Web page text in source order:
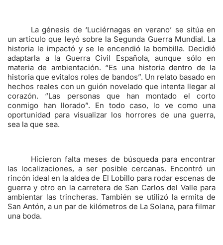
La génesis de ‘Luciérnagas en verano’ se sitúa en
un artículo que leyó sobre la Segunda Guerra Mundial. La
historia le impactó y se le encendió la bombilla. Decidió
adaptarla a la Guerra Civil Española, aunque sólo en
materia de ambientación. “Es una historia dentro de la
historia que evitalos roles de bandos”. Un relato basado en
hechos reales con un guión novelado que intenta llegar al
corazón. “Las personas que han montado el corto
conmigo han llorado”. En todo caso, lo ve como una
oportunidad para visualizar los horrores de una guerra,
sea la que sea.
Hicieron falta meses de búsqueda para encontrar
las localizaciones, a ser posible cercanas. Encontró un
rincón ideal en la aldea de El Lobillo para rodar escenas de
guerra y otro en la carretera de San Carlos del Valle para
ambientar las trincheras. También se utilizó la ermita de
San Antón, a un par de kilómetros de La Solana, para filmar
una boda.